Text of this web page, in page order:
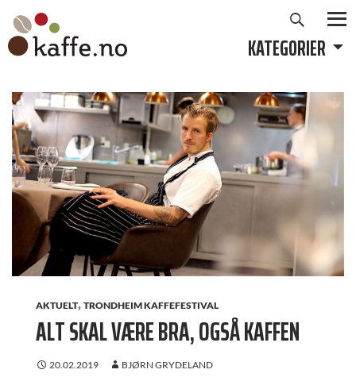
Hopp
innhold
KATEGORIER
AKTUELT, TRONDHEIM KAFFEFESTIVAL
ALT SKAL VÆRE BRA, OGSÅ KAFFEN
20.02.2019 BJØRN GRYDELAND